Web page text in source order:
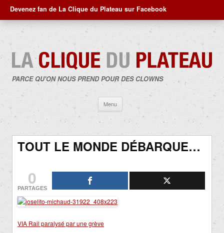
Devenez fan de La Clique du Plateau sur Facebook
PARCE QU'ON NOUS PREND POUR DES CLOWNS
Menu
contenu
TOUT LE MONDE DÉBARQUE…
0
PARTAGES
VIA Rail paralysé par une grève